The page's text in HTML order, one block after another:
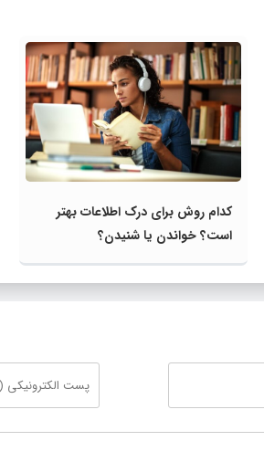
کدام روش برای درک اطلاعات بهتر
است؟ خواندن یا شنیدن؟